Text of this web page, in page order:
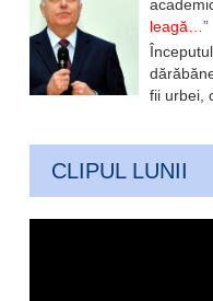
leagă…”
fii urbei,
CLIPUL LUNII